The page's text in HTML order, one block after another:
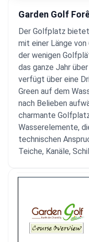
Garden Golf
Der Golfplatz
mit einer Länge
der wenigen
das ganze Jahr
verfügt über eine
Green auf dem
nach Belieben
charmante
Wasserelemente,
technischen
Teiche, Kanäle,